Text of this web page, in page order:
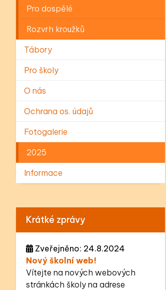
Pro dospělé
Rozvrh kroužků
Tábory
Pro školy
O nás
Ochrana os. údajů
Fotogalerie
2025
Informace
Krátké zprávy
Zveřejněno: 24.8.2024
Nový školní web!
Vítejte na nových webových
stránkách školy na adrese